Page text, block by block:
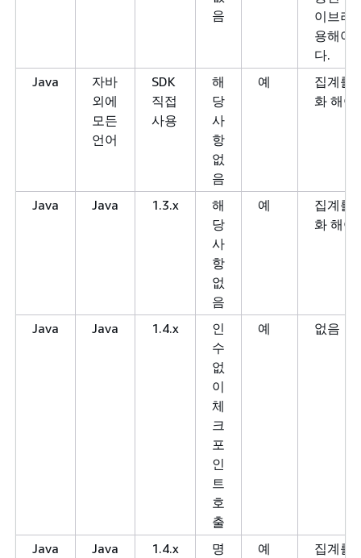
음
이브러
용해야
다.
Java
자바
외에
모든
언어
SDK
직접
사용
해
당
사
항
없
음
예
집계를
화 해야
Java Java 1.3.x
해
당
사
항
없
음
예
집계를
화 해야
Java Java 1.4.x
인
수
없
이
체
크
포
인
트
호
출
예 없음
Java Java 1.4.x
명
예
집계를